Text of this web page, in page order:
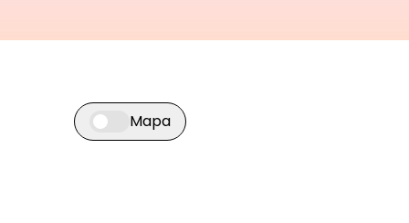
Przełącz widok mapy
Mapa